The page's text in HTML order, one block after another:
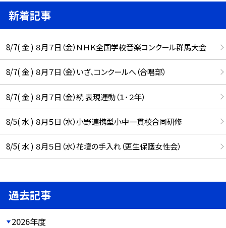
新着記事
8/7( 金 ) ８月７日（金）ＮＨＫ全国学校音楽コンクール群馬大会
8/7( 金 ) ８月７日（金）いざ、コンクールへ（合唱部）
8/7( 金 ) ８月７日（金）続 表現運動（１･２年）
8/5( 水 ) ８月５日（水）小野連携型小中一貫校合同研修
8/5( 水 ) ８月５日（水）花壇の手入れ（更生保護女性会）
過去記事
2026年度